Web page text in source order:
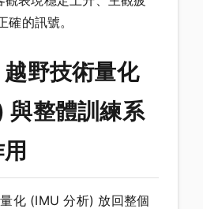
的訊號。
野技術量化
與整體訓練系
化 (IMU 分析) 放回整個